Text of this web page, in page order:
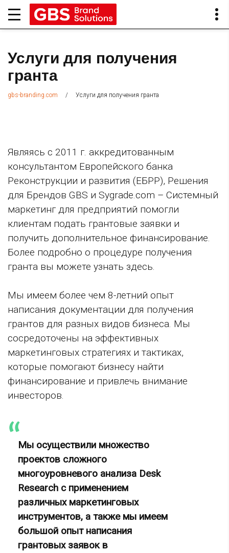
Услуги для получения
гранта
gbs-branding.com / Услуги для получения гранта
Являясь с 2011 г. аккредитованным
консультантом Европейского банка
Реконструкции и развития (ЕБРР), Решения
для Брендов GBS и Sygrade.com – Системный
маркетинг для предприятий помогли
клиентам подать грантовые заявки и
получить дополнительное финансирование.
Более подробно о процедуре получения
гранта вы можете узнать здесь.
Мы имеем более чем 8-летний опыт
написания документации для получения
грантов для разных видов бизнеса. Мы
сосредоточены на эффективных
маркетинговых стратегиях и тактиках,
которые помогают бизнесу найти
финансирование и привлечь внимание
инвесторов.
Мы осуществили множество
проектов сложного
многоуровневого анализа Desk
Research с применением
различных маркетинговых
инструментов, а также мы имеем
большой опыт написания
грантовых заявок в